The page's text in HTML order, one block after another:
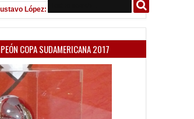
López: "La diferencia entre Vélez e Independiente está
COPA SUDAMERICANA 2017